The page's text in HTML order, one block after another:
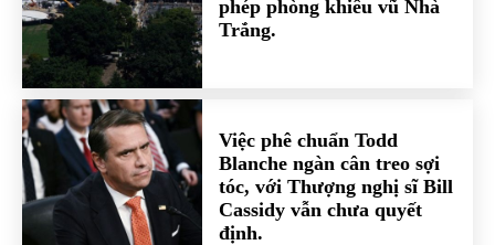
phép phòng khiêu vũ Nhà
Trắng.
Việc phê chuẩn Todd
Blanche ngàn cân treo sợi
tóc, với Thượng nghị sĩ Bill
Cassidy vẫn chưa quyết
định.